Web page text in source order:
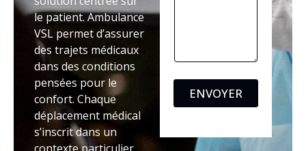
le patient. Ambulance
VSL permet d’assurer
des trajets médicaux
dans des conditions
pensées pour le
confort. Chaque
déplacement médical
s’inscrit dans un
ENVOYER